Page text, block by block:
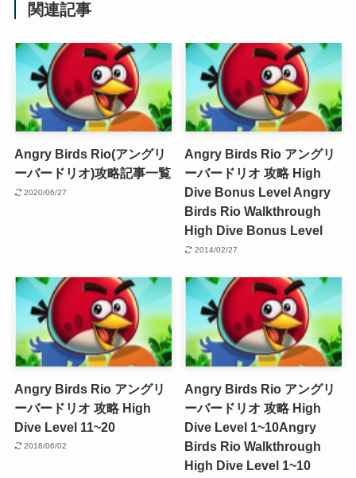
関連記事
Angry Birds Rio(アングリ
ーバードリオ)攻略記事一覧
2020/06/27
Angry Birds Rio アングリ
ーバードリオ 攻略 High
Dive Bonus Level Angry
Birds Rio Walkthrough
High Dive Bonus Level
2014/02/27
Angry Birds Rio アングリ
ーバードリオ 攻略 High
Dive Level 11~20
2018/06/02
Angry Birds Rio アングリ
ーバードリオ 攻略 High
Dive Level 1~10Angry
Birds Rio Walkthrough
High Dive Level 1~10